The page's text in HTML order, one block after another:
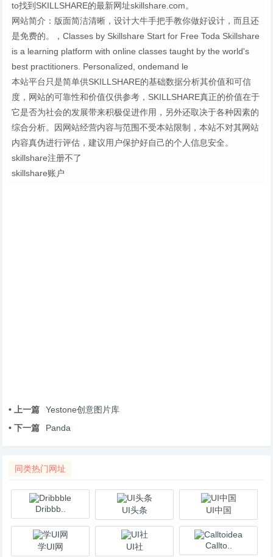
to找到SKILLSHARE的最新网址skillshare.com。
网站简介：版面简洁清晰，设计大牛手把手教你做好设计，而且还
是免费的。，Classes by Skillshare Start for Free Toda Skillshare
is a learning platform with online classes taught by the world's
best practitioners. Personalized, ondemand le
本站平台只是简单供SKILLSHARE的基础数据分析其价值和可信
度，网站的可靠性和价值仅供参考，SKILLSHARE真正的价值在于
它是否为社会的发展带来积极促进作用，另外还取决于各种因素的
综合分析。因网站经营内容与范围不受本站限制，本站不对其网站
内容真伪进行评估，建议用户保护好自己的个人信息安全。
skillshare注册不了
skillshare账户
• 上一篇
Yestone创意图片库
• 下一篇
Panda
同类热门网址
Dribbb.. UI头条 UI中国
学UI网 UI社 Callto..